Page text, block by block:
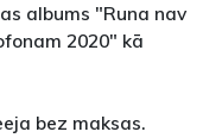
albums "Runa nav
2020" kā
bez maksas.